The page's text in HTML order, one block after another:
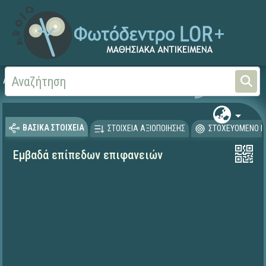
Αρχική ΕΡΓΑ ΙΤΥΕ 1996-2008
ΒΑΣΙΚΑ ΣΤΟΙΧΕΙΑ ΣΤΟΙΧΕΙΑ ΑΞΙΟΠΟΙΗΣΗΣ ΣΤΟΧΕΥΟΜΕΝΟ
Εμβαδά επίπεδων επιφανειών